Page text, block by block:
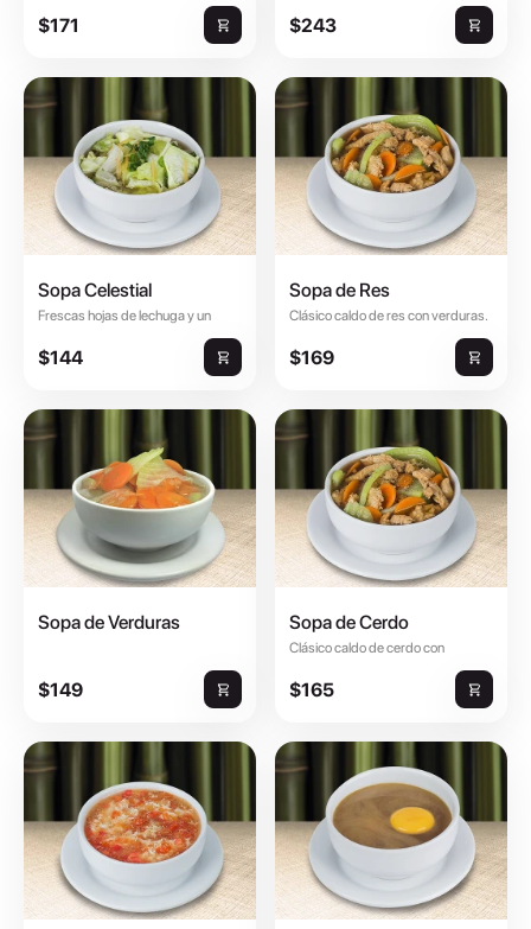
$171 $243
Sopa Celestial
Frescas hojas de lechuga y un
$144
Sopa de Res
Clásico caldo de res con verduras.
$169
Sopa de Verduras
$149
Sopa de Cerdo
Clásico caldo de cerdo con
$165